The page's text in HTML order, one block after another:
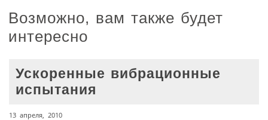
Возможно, вам также будет
интересно
Ускоренные вибрационные
испытания
13 апреля, 2010